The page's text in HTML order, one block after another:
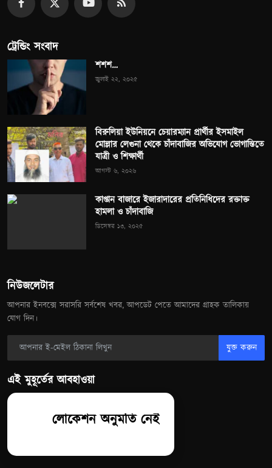
ট্রেন্ডিং সংবাদ
শশশ…
জুলাই ২২, ২০২৫
বিরুলিয়া ইউনিয়নে চেয়ারম্যান প্রার্থীর ইসমাইল
মোল্লার লেগুনা থেকে চাঁদাবাজির অভিযোগ ভোগান্তিতে
যাত্রী ও শিক্ষার্থী
আগস্ট ৬, ২০২৬
কাপ্তান বাজারে ইজারাদারের প্রতিনিধিদের রক্তাক্ত
হামলা ও চাঁদাবাজি
ডিসেম্বর ১৩, ২০২৫
নিউজলেটার
আপনার ইনবক্সে সরাসরি সর্বশেষ খবর, আপডেট পেতে আমাদের গ্রাহক তালিকায়
যোগ দিন।
যুক্ত করুন
এই মুহূর্তের আবহাওয়া
লোকেশন অনুমতি নেই